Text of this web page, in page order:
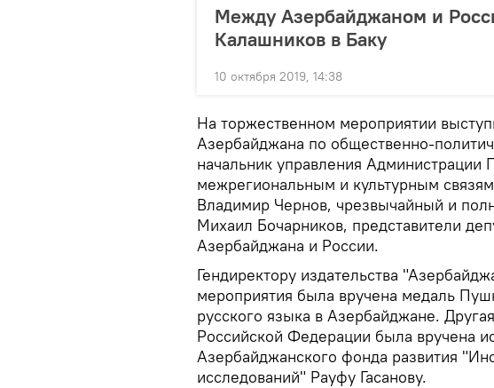
Между Азербайджаном и
Калашников в Баку
10 октября 2019, 14:38
На торжественном мероприятии
Азербайджана по общественно-
начальник управления Администрации
межрегиональным и культурным
Владимир Чернов, чрезвычайный и
Михаил Бочарников, представители
Азербайджана и России.
Гендиректору издательства
мероприятия была вручена медаль
русского языка в Азербайджане.
Российской Федерации была вручена
Азербайджанского фонда развития
исследований" Рауфу Гасанову.